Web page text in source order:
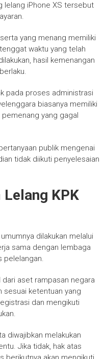
lelang iPhone XS tersebut
yang menang memiliki
waktu yang telah
hasil kemenangan
pada proses administrasi
biasanya memiliki
yang gagal
publik mengenai
tidak diikuti penyelesaian
KPK
dilakukan melalui
sama dengan lembaga
pelelangan.
aset rampasan negara
sesuai ketentuan yang
dan mengikuti
diwajibkan melakukan
Jika tidak, hak atas